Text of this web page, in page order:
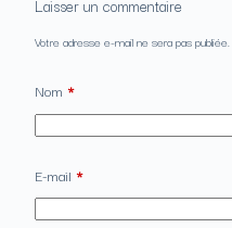
Laisser un commentaire
Votre adresse e-mail ne sera pas publiée.
Nom *
E-mail *